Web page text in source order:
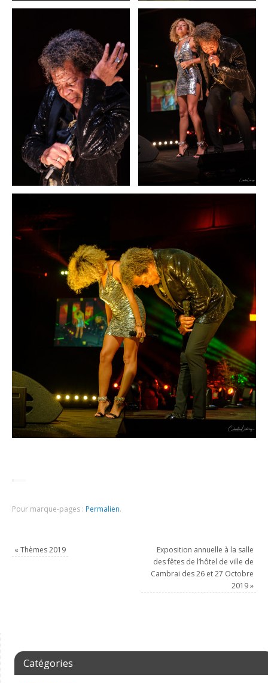
Pour marque-pages : Permalien.
« Thèmes 2019
Exposition annuelle à la salle
des fêtes de l’hôtel de ville de
Cambrai des 26 et 27 Octobre
2019»
Catégories